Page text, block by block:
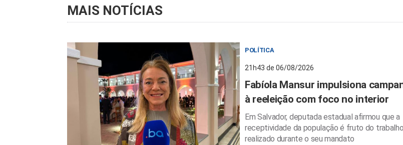
MAIS NOTÍCIAS
POLÍTICA
21h43 de 06/08/2026
Fabíola Mansur impulsiona
à reeleição com foco no interior
Em Salvador, deputada estadual afirmou que a
receptividade da população é fruto do trabalho
realizado durante o seu mandato